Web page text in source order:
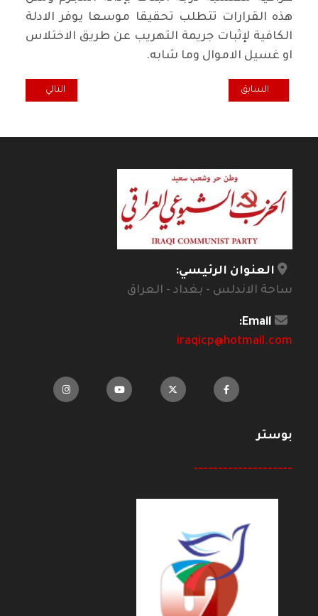
هذه القرارات تتطلب تحقيقا موسعا يوفر الادلة
الكافية لإثبات جريمة التهريب عن طريق الاختلاس
او غسيل الاموال وما شابه.
المقال السابق: نقطة ضوء... البراغيث والسلاح المنفلت!
السابق المقال التالي:
التالي
العنوان الرئيسي:
ساحة الاندلس - بغداد - العراق
Email:
iraqicp@hotmail.com
بوستر
--------------------